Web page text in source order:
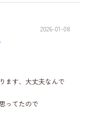
2026-01-08
ます、大丈夫なんで
ってたので